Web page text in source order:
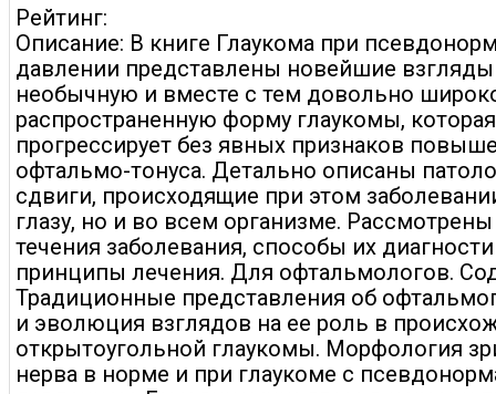
Рейтинг:
Описание: В книге Глаукома при
давлении представлены новейшие
необычную и вместе с тем довольно
распространенную форму глаукомы,
прогрессирует без явных признаков
офтальмо-тонуса. Детально описаны
сдвиги, происходящие при этом
глазу, но и во всем организме.
течения заболевания, способы их
принципы лечения. Для офтальмологов.
Традиционные представления об
и эволюция взглядов на ее роль в
открытоугольной глаукомы. Морфология
нерва в норме и при глаукоме с